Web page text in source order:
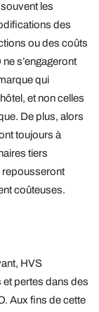
les
des
ou des coûts
s’engageront
qui
et non celles
De plus, alors
toujours à
tiers
repousseront
coûteuses.
HVS
et pertes dans des
Aux fins de cette